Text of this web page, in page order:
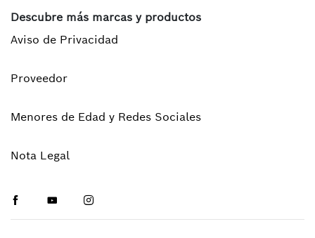
Descubre más marcas y productos
Aviso de Privacidad
Proveedor
Menores de Edad y Redes Sociales
Nota Legal
FacebookYoutubeInstagram